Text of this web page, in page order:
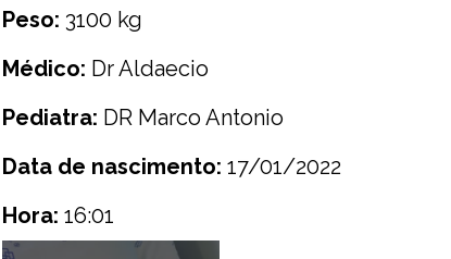
Peso: 3100 kg
Médico: Dr Aldaecio
Pediatra: DR Marco Antonio
Data de nascimento: 17/01/2022
Hora: 16:01